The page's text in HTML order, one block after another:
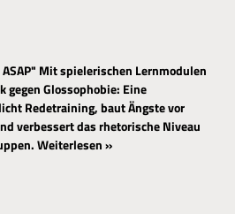
Mit spielerischen Lernmodulen
gegen Glossophobie: Eine
Redetraining, baut Ängste vor
verbessert das rhetorische Niveau
Weiterlesen »